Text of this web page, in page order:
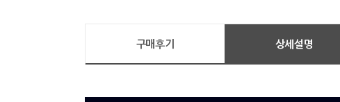
구매후기 상세설명